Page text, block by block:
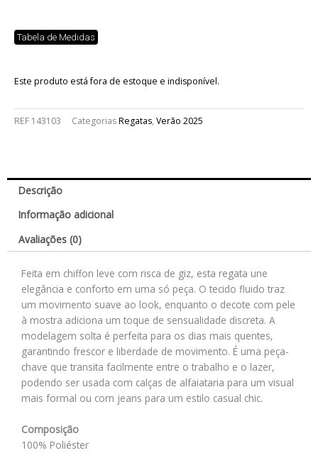
Tabela de Medidas
Este produto está fora de estoque e indisponível.
REF 143103 CategoriasRegatas, Verão 2025
Descrição
Informação adicional
Avaliações (0)
Feita em chiffon leve com risca de giz, esta regata une
elegância e conforto em uma só peça. O tecido fluido traz
um movimento suave ao look, enquanto o decote com pele
à mostra adiciona um toque de sensualidade discreta. A
modelagem solta é perfeita para os dias mais quentes,
garantindo frescor e liberdade de movimento. É uma peça-
chave que transita facilmente entre o trabalho e o lazer,
podendo ser usada com calças de alfaiataria para um visual
mais formal ou com jeans para um estilo casual chic.
Composição
100% Poliéster